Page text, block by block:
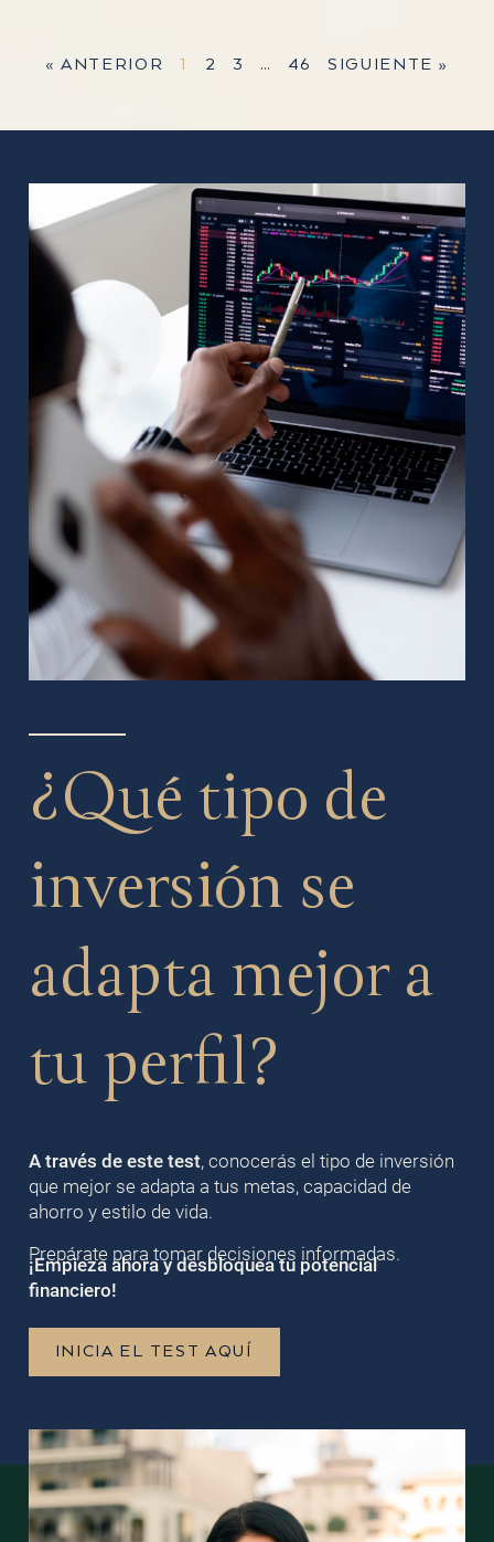
« ANTERIOR 1 2 3 … 46 SIGUIENTE »
¿Qué tipo de
inversión se
adapta mejor a
tu perfil?
A través de este test, conocerás el tipo de inversión
que mejor se adapta a tus metas, capacidad de
ahorro y estilo de vida.
Prepárate para tomar decisiones informadas.
¡Empieza ahora y desbloquea tu potencial
financiero!
INICIA EL TEST AQUÍ